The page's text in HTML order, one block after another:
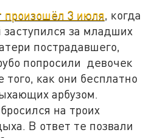
произошёл 3 июля, когда
за младших
пострадавшего,
попросили девочек
как они бесплатно
арбузом.
на троих
В ответ те позвали